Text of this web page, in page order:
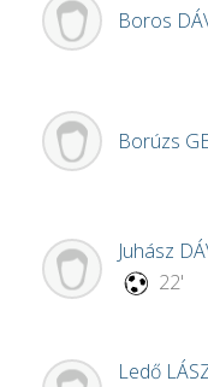
Boros
Borúzs
Juhász
22'
Ledő